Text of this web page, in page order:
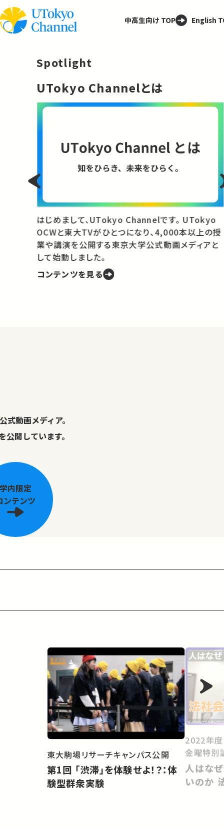
中高生向け TOP English
Spotlight
UTokyo Channelとは
はじめまして、UTokyo Channelです。 UTokyo
OCWと東大TVがひとつになり、4,000本以上の授
業や講演を公開する東京大学公式動画メディアと
して始動しました。
コンテンツを見る
式動画メディア。
開しています。
学内限定
ンテンツ
東大駒場リサーチキャンパス公開
第1回 「渋滞」を体験せよ！？：体
験型群衆実験
2022年度
金曜特別
人はな
いのか